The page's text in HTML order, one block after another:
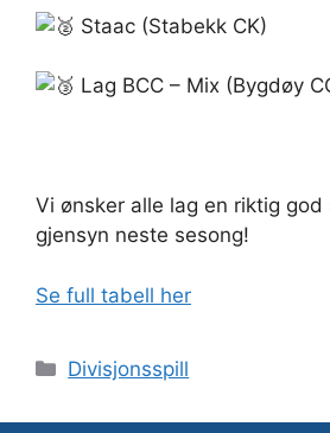
Staac (Stabekk CK)
Lag BCC – Mix (Bygdøy
Vi ønsker alle lag en riktig god
gjensyn neste sesong!
Se full tabell her
Kategorier
Divisjonsspill